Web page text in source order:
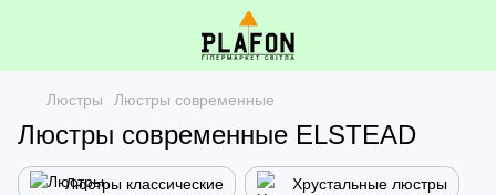
Люстры Люстры современные
Люстры современные ELSTEAD
Люстры классические Хрустальные люстры